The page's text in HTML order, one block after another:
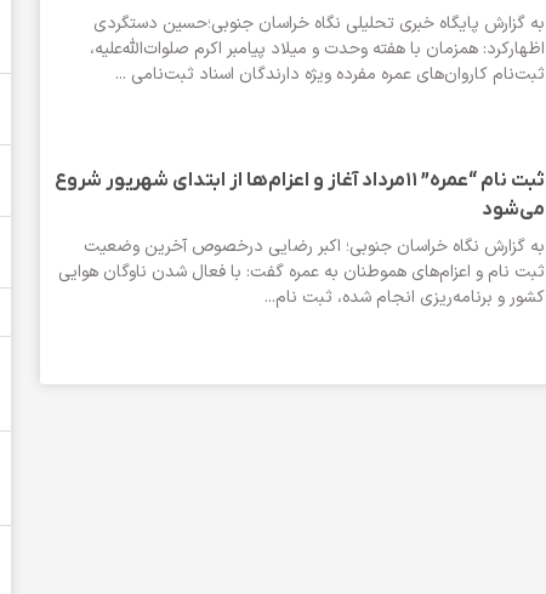
به گزارش پایگاه خبری تحلیلی نگاه خراسان جنوبی؛حسین دستگردی
اظهارکرد: همزمان با هفته وحدت و میلاد پیامبر اکرم صلوات‌الله‌علیه،
ثبت‌نام کاروان‌های عمره مفرده ویژه دارندگان اسناد ثبت‌نامی ...
ثبت نام “عمره” ۱۱مرداد آغاز و اعزام‌ها از ابتدای شهریور شروع
می‌شود
به گزارش نگاه خراسان جنوبی؛ اکبر رضایی درخصوص آخرین وضعیت
ثبت نام و اعزام‌های هموطنان به عمره گفت: با فعال شدن ناوگان هوایی
کشور و برنامه‌ریزی انجام شده، ثبت نام...